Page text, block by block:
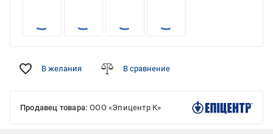
В желания В сравнение
Продавец товара: ООО «Эпицентр К»